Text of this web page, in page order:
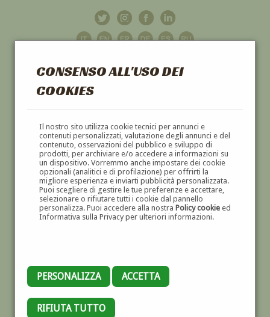
CONSENSO ALL'USO DEI
COOKIES
Il nostro sito utilizza cookie tecnici per annunci e
contenuti personalizzati, valutazione degli annunci e del
contenuto, osservazioni del pubblico e sviluppo di
prodotti, per archiviare e/o accedere a informazioni su
un dispositivo. Vorremmo anche impostare dei cookie
opzionali (analitici e di profilazione) per offrirti la
migliore esperienza e inviarti pubblicità personalizzata.
Puoi scegliere di gestire le tue preferenze e accettare,
selezionare o rifiutare tutti i cookie dal pannello
personalizza. Puoi accedere alla nostra Policy cookieed
Informativa sulla Privacy per ulteriori informazioni.
PERSONALIZZA ACCETTA
RIFIUTA TUTTO
GALLERIAD'ARTE
DIPINTI E SCULTURE '800 E '900